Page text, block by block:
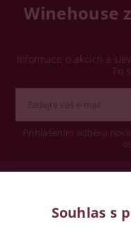
Winehouse
Informace o akcích a
To
Přihlášením odběru
LegislativaSouhlas s